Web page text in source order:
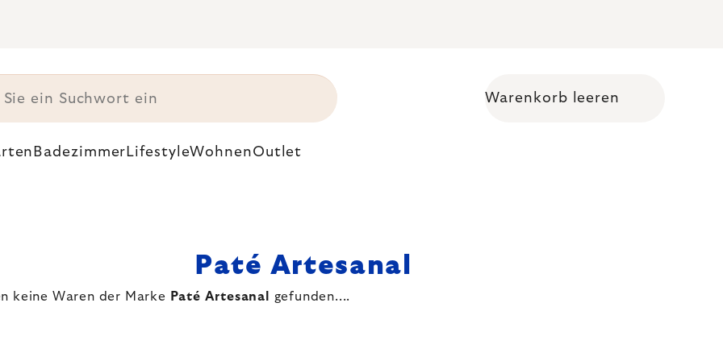
Warenkorb leeren
Badezimmer LifestyleWohnenOutlet
Paté Artesanal
keine Waren der Marke Paté Artesanal gefunden....